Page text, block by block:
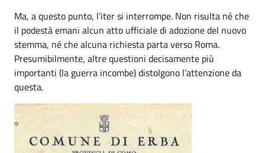
Ma, a questo punto, l’iter si interrompe. Non risulta né che
il podestà emani alcun atto ufficiale di adozione del nuovo
stemma, né che alcuna richiesta parta verso Roma.
Presumibilmente, altre questioni decisamente più
importanti (la guerra incombe) distolgono l’attenzione da
questa.